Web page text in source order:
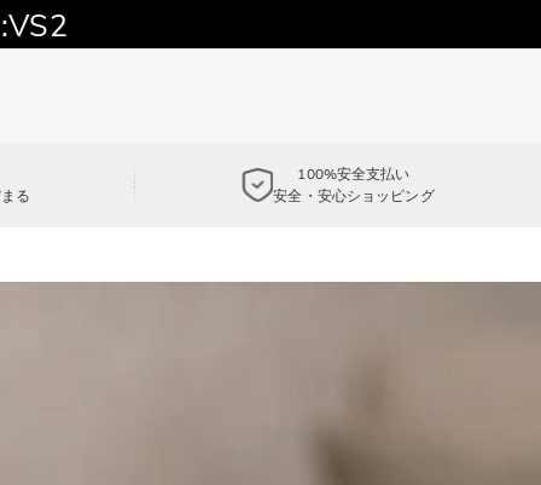
る
100%安全支払い
安全・安心ショッピング